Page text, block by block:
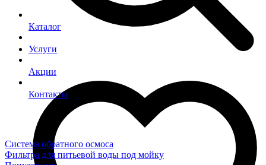
Каталог
Услуги
Акции
Контакты
Система обратного осмоса
Фильтра для питьевой воды под мойку